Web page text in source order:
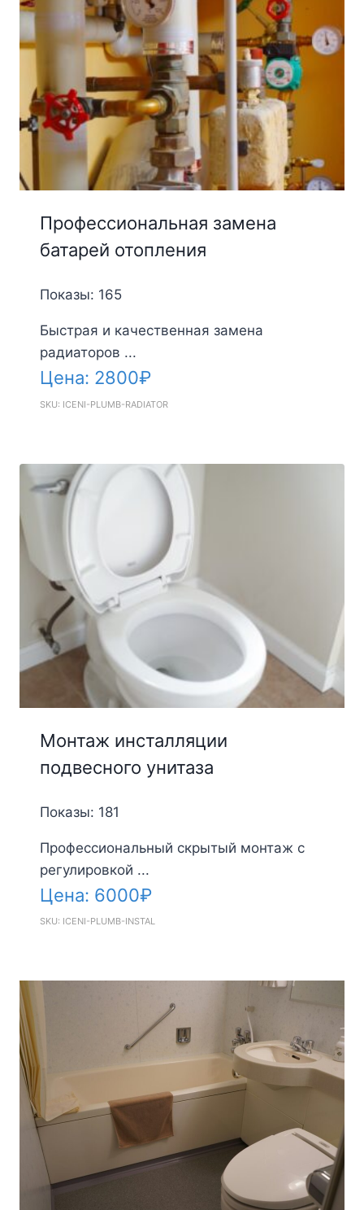
Профессиональная замена
батарей отопления
Показы: 165
Быстрая и качественная замена
радиаторов ...
Цена: 2800₽
SKU: ICENI-PLUMB-RADIATOR
Монтаж инсталляции
подвесного унитаза
Показы: 181
Профессиональный скрытый монтаж с
регулировкой ...
Цена: 6000₽
SKU: ICENI-PLUMB-INSTAL